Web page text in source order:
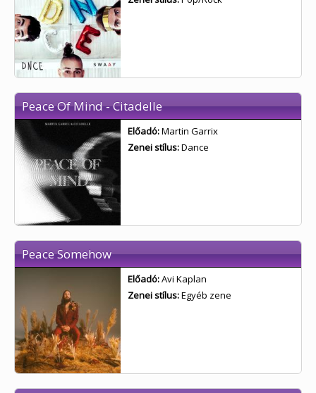
Peace Of Mind - Citadelle
Előadó:Martin Garrix
Zenei stílus:Dance
Peace Somehow
Előadó:Avi Kaplan
Zenei stílus:Egyéb zene